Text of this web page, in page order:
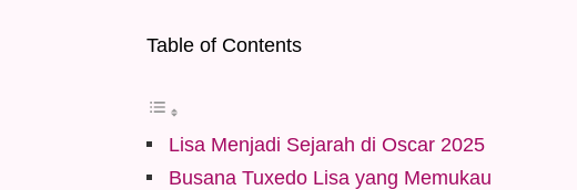
Table of Contents
Lisa Menjadi Sejarah di Oscar 2025
Busana Tuxedo Lisa yang Memukau